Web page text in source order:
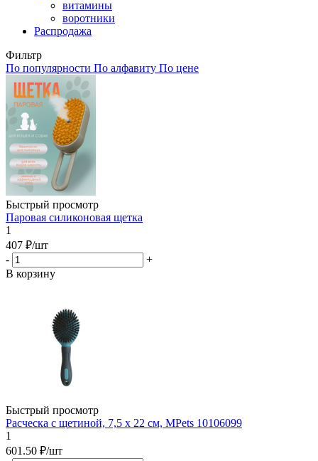
витамины
воротники
Распродажа
Фильтр
По популярности По алфавиту По цене
Быстрый просмотр
Паровая силиконовая щетка
1
407 ₽/шт
-
+
В корзину
Быстрый просмотр
Расческа с щетиной, 7,5 x 22 см, MPets 10106099
1
601.50 ₽/шт